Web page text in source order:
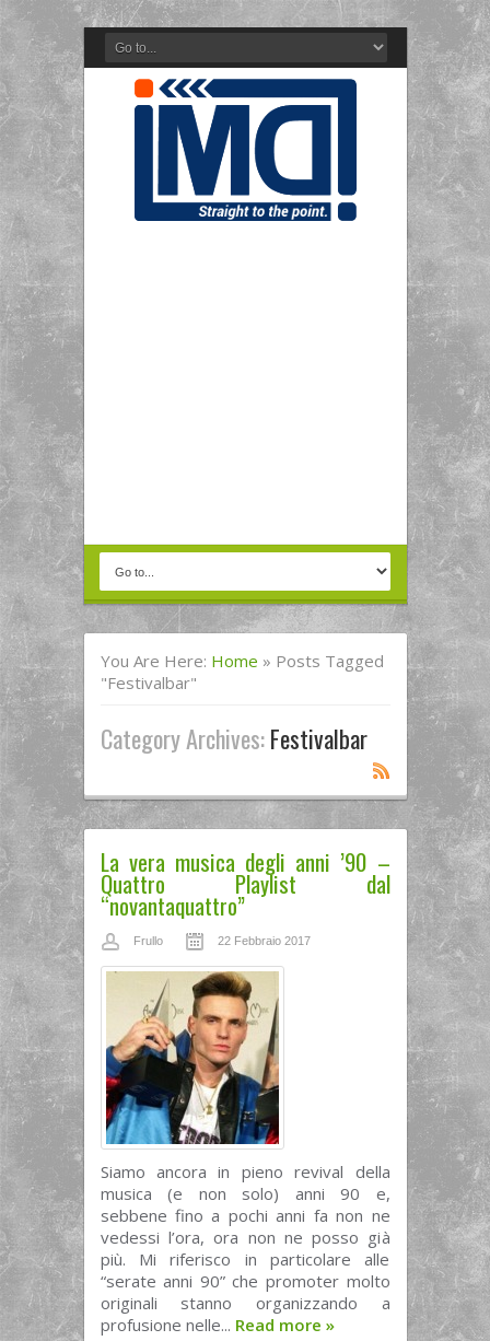
You Are Here: Home » Posts Tagged
"festivalbar"
Category Archives:Festivalbar
La vera musica degli anni ’90 –
Quattro Playlist dal
“novantaquattro”
Frullo 22 Febbraio 2017
Siamo ancora in pieno revival della
musica (e non solo) anni 90 e,
sebbene fino a pochi anni fa non ne
vedessi l’ora, ora non ne posso già
più. Mi riferisco in particolare alle
“serate anni 90” che promoter molto
originali stanno organizzando a
profusione nelle... Read more »